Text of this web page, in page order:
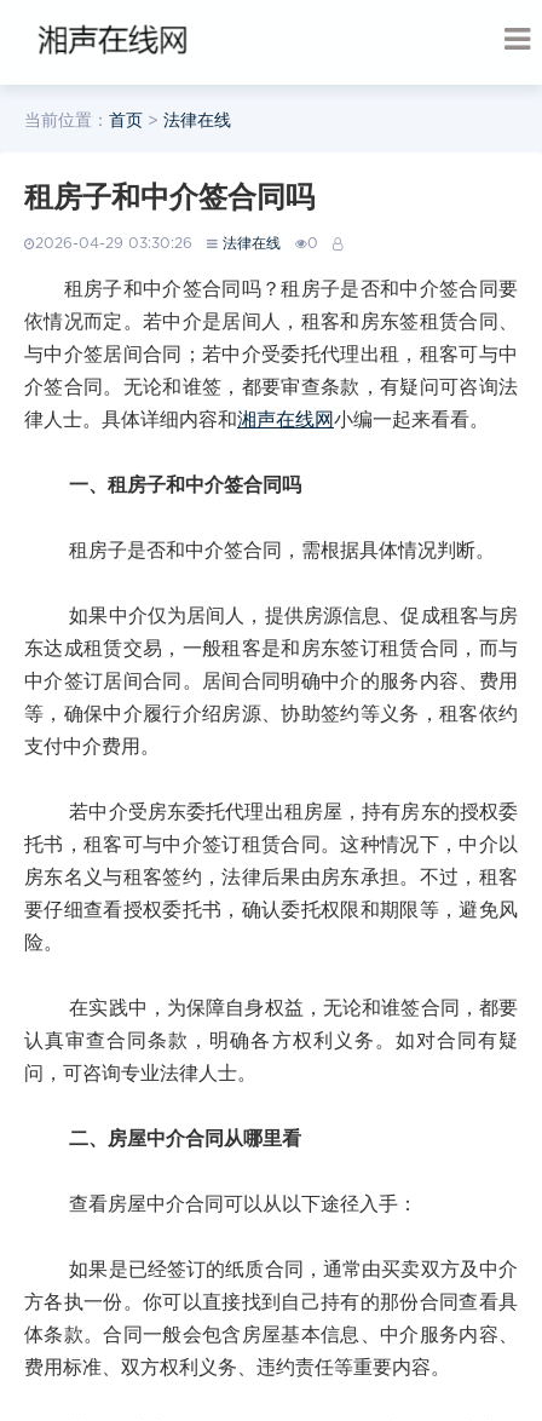
当前位置： 首页 > 法律在线
租房子和中介签合同吗
2026-04-29 03:30:26 法律在线 0
租房子和中介签合同吗？租房子是否和中介签合同要
依情况而定。若中介是居间人，租客和房东签租赁合同、
与中介签居间合同；若中介受委托代理出租，租客可与中
介签合同。无论和谁签，都要审查条款，有疑问可咨询法
律人士。具体详细内容和湘声在线网小编一起来看看。
一、租房子和中介签合同吗
租房子是否和中介签合同，需根据具体情况判断。
如果中介仅为居间人，提供房源信息、促成租客与房
东达成租赁交易，一般租客是和房东签订租赁合同，而与
中介签订居间合同。居间合同明确中介的服务内容、费用
等，确保中介履行介绍房源、协助签约等义务，租客依约
支付中介费用。
若中介受房东委托代理出租房屋，持有房东的授权委
托书，租客可与中介签订租赁合同。这种情况下，中介以
房东名义与租客签约，法律后果由房东承担。不过，租客
要仔细查看授权委托书，确认委托权限和期限等，避免风
险。
在实践中，为保障自身权益，无论和谁签合同，都要
认真审查合同条款，明确各方权利义务。如对合同有疑
问，可咨询专业法律人士。
二、房屋中介合同从哪里看
查看房屋中介合同可以从以下途径入手：
如果是已经签订的纸质合同，通常由买卖双方及中介
方各执一份。你可以直接找到自己持有的那份合同查看具
体条款。合同一般会包含房屋基本信息、中介服务内容、
费用标准、双方权利义务、违约责任等重要内容。